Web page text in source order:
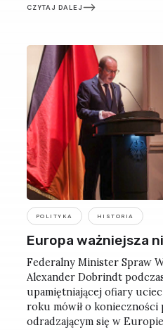
że tych zwierząt nie
CZYTAJ DALEJ
POLITYKA HISTORIA
Europa ważniejsza
Federalny Minister Spraw
Alexander Dobrindt
upamiętniającej ofiary
roku mówił o konieczności
odradzającym się w